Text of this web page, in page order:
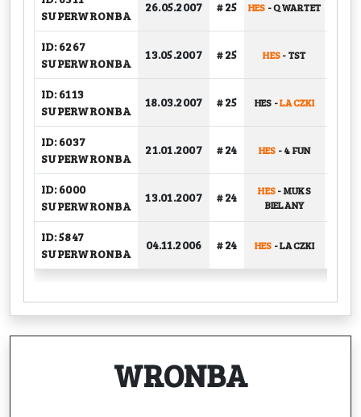
SUPERWRONBA
26.05.2007 # 25 HES -QWARTET
ID: 6267
SUPERWRONBA
13.05.2007 # 25 HES-TST
ID: 6113
SUPERWRONBA
18.03.2007 # 25 HES -LACZKI
ID: 6037
SUPERWRONBA
21.01.2007 # 24 HES -4 FUN
ID: 6000
SUPERWRONBA
13.01.2007 # 24 HES-MUKS
BIELANY
ID: 5847
SUPERWRONBA
04.11.2006 # 24 HES -LACZKI
WRONBA